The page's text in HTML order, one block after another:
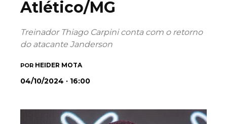
Atlético/MG
Treinador Thiago Carpini conta com o retorno
do atacante Janderson
POR HEIDER MOTA
04/10/2024 · 16:00